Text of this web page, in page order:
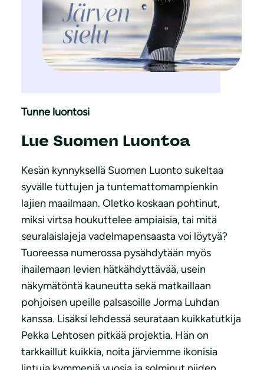
Tunne luontosi
Lue Suomen Luontoa
Kesän kynnyksellä Suomen Luonto sukeltaa
syvälle tuttujen ja tuntemattomampienkin
lajien maailmaan. Oletko koskaan pohtinut,
miksi virtsa houkuttelee ampiaisia, tai mitä
seuralaislajeja vadelmapensaasta voi löytyä?
Tuoreessa numerossa pysähdytään myös
ihailemaan levien hätkähdyttävää, usein
näkymätöntä kauneutta sekä matkaillaan
pohjoisen upeille palsasoille Jorma Luhdan
kanssa. Lisäksi lehdessä seurataan kuikkatutkija
Pekka Lehtosen pitkää projektia. Hän on
tarkkaillut kuikkia, noita järviemme ikonisia